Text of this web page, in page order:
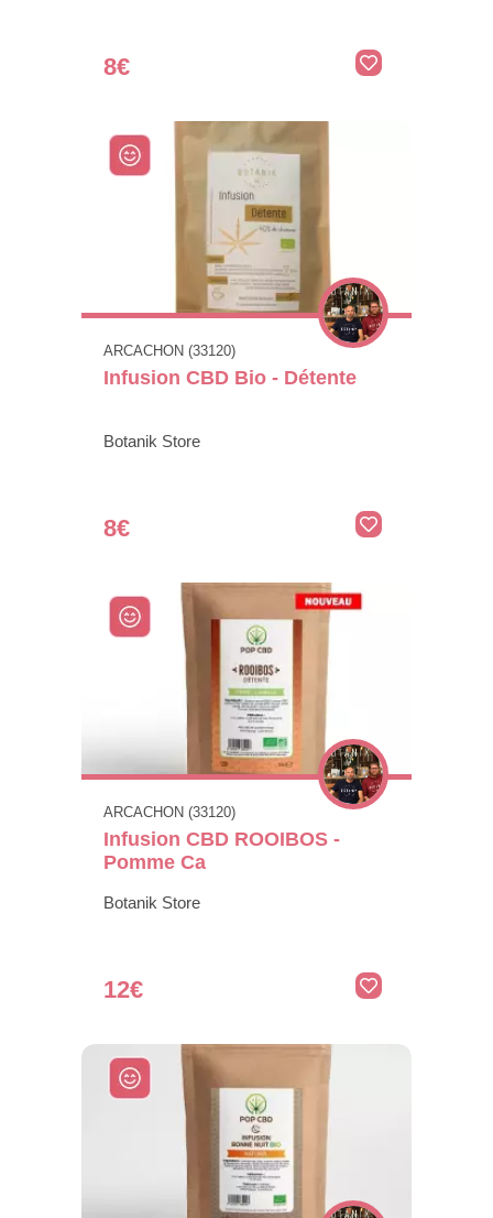
8€
ARCACHON (33120)
Infusion CBD Bio - Détente
Botanik Store
8€
ARCACHON (33120)
Infusion CBD ROOIBOS -
Pomme Ca
Botanik Store
12€